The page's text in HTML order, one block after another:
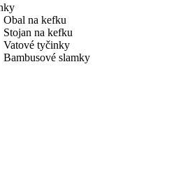
Obal na kefku
Stojan na kefku
Vatové tyčinky
Bambusové slamky